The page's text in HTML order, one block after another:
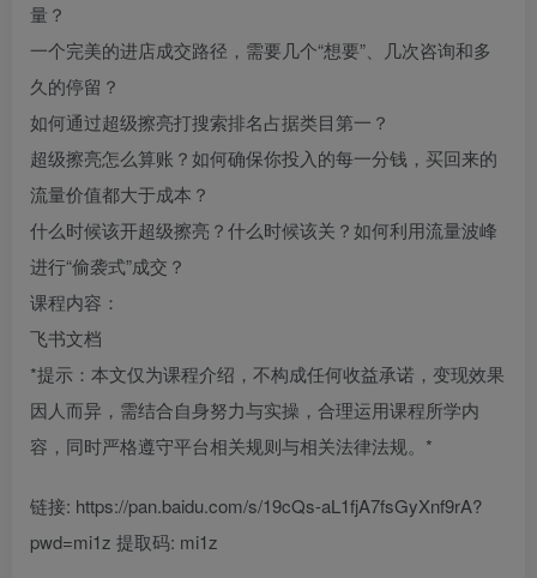
量？​
一个完美的进店成交路径，需要几个“想要”、几次咨询和多
久的停留？​
如何通过超级擦亮打搜索排名占据类目第一？​
超级擦亮怎么算账？如何确保你投入的每一分钱，买回来的
流量价值都大于成本？​
什么时候该开超级擦亮？什么时候该关？如何利用流量波峰
进行“偷袭式”成交？​
课程内容：
飞书文档
*提示：本文仅为课程介绍，不构成任何收益承诺，变现效果
因人而异，需结合自身努力与实操，合理运用课程所学内
容，同时严格遵守平台相关规则与相关法律法规。*
链接: https://pan.baidu.com/s/19cQs-aL1fjA7fsGyXnf9rA?
pwd=mi1z 提取码: mi1z